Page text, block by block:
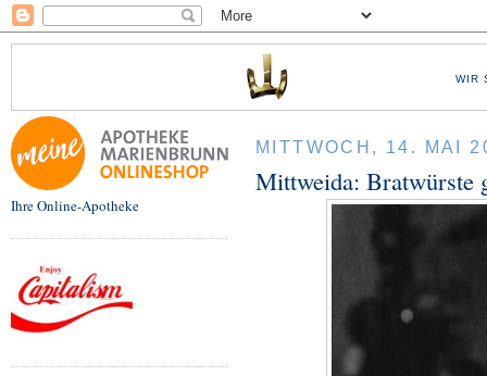
WIR
Ihre Online-Apotheke
MITTWOCH, 14. MAI
Mittweida: Bratwürste